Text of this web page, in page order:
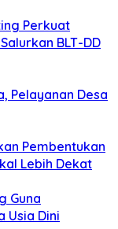
Perkuat
BLT-DD
Pelayanan Desa
Pembentukan
Lebih Dekat
Guna
Usia Dini